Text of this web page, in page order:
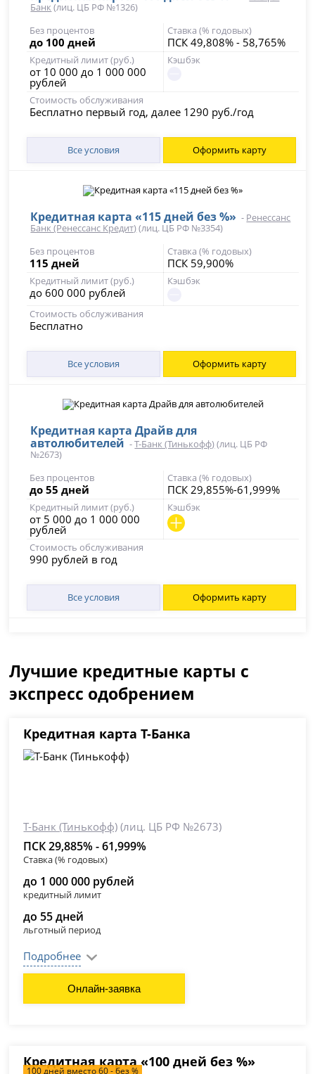
Лучшие кредитные карты с
экспресс одобрением
Кредитная карта Т-Банка
Т-Банк (Тинькофф) (лиц. ЦБ РФ №2673)
ПСК 29,885% - 61,999%
Ставка (% годовых)
до 1 000 000 рублей
кредитный лимит
до 55 дней
льготный период
Подробнее
Онлайн-заявка
Кредитная карта «100 дней без %»
100 дней вместо 60 - без %
Банк (лиц. ЦБ РФ №1326)
Без процентов
до 100 дней
Ставка (% годовых)
ПСК 49,808% - 58,765%
Кредитный лимит (руб.)
от 10 000 до 1 000 000
рублей
Кэшбэк
Стоимость обслуживания
Бесплатно первый год, далее 1290 руб./год
Все условия Оформить карту
Кредитная карта «115 дней без %» - Ренессанс
Банк (Ренессанс Кредит)(лиц. ЦБ РФ №3354)
Без процентов
115 дней
Ставка (% годовых)
ПСК 59,900%
Кредитный лимит (руб.)
до 600 000 рублей
Кэшбэк
Стоимость обслуживания
Бесплатно
Все условия Оформить карту
Кредитная карта Драйв для
автолюбителей -Т-Банк (Тинькофф)(лиц. ЦБ РФ
№2673)
Без процентов
до 55 дней
Ставка (% годовых)
ПСК 29,855%-61,999%
Кредитный лимит (руб.)
от 5 000 до 1 000 000
рублей
Кэшбэк
Стоимость обслуживания
990 рублей в год
Все условия Оформить карту